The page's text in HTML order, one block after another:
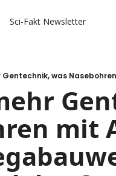
Sci-Fakt Newsletter
mit